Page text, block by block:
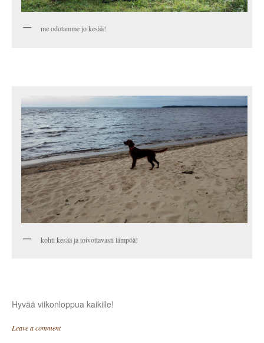
me odotamme jo kesää!
kohti kesää ja toivottavasti lämpöä!
Hyvää viikonloppua kaikille!
Leave a comment